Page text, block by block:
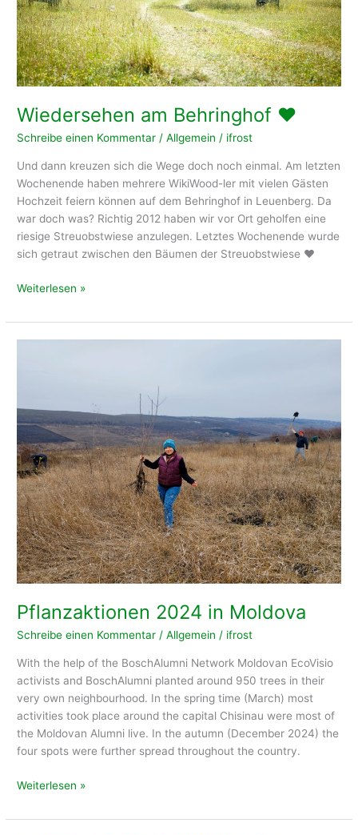
Wiedersehen am Behringhof ❤️
Schreibe einen Kommentar /Allgemein / ifrost
Und dann kreuzen sich die Wege doch noch einmal. Am letzten
Wochenende haben mehrere WikiWood-ler mit vielen Gästen
Hochzeit feiern können auf dem Behringhof in Leuenberg. Da
war doch was? Richtig 2012 haben wir vor Ort geholfen eine
riesige Streuobstwiese anzulegen. Letztes Wochenende wurde
sich getraut zwischen den Bäumen der Streuobstwiese ❤️
Wiedersehen
Behringhof
❤️
Weiterlesen »
Pflanzaktionen 2024 in Moldova
Schreibe einen Kommentar /Allgemein / ifrost
With the help of the BoschAlumni Network Moldovan EcoVisio
activists and BoschAlumni planted around 950 trees in their
very own neighbourhood. In the spring time (March) most
activities took place around the capital Chisinau were most of
the Moldovan Alumni live. In the autumn (December 2024) the
four spots were further spread throughout the country.
Pflanzaktionen
in
Weiterlesen »